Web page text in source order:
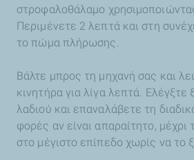
στροφαλοθάλαμο
Περιμένετε 2 λεπτά και στη
το πώμα πλήρωσης.
Βάλτε μπρος τη μηχανή σας και
κινητήρα για λίγα λεπτά. Ελέγξτε
λαδιού και επαναλάβετε τη
φορές αν είναι απαραίτητο, μέχρι
στο μέγιστο επίπεδο χωρίς να το